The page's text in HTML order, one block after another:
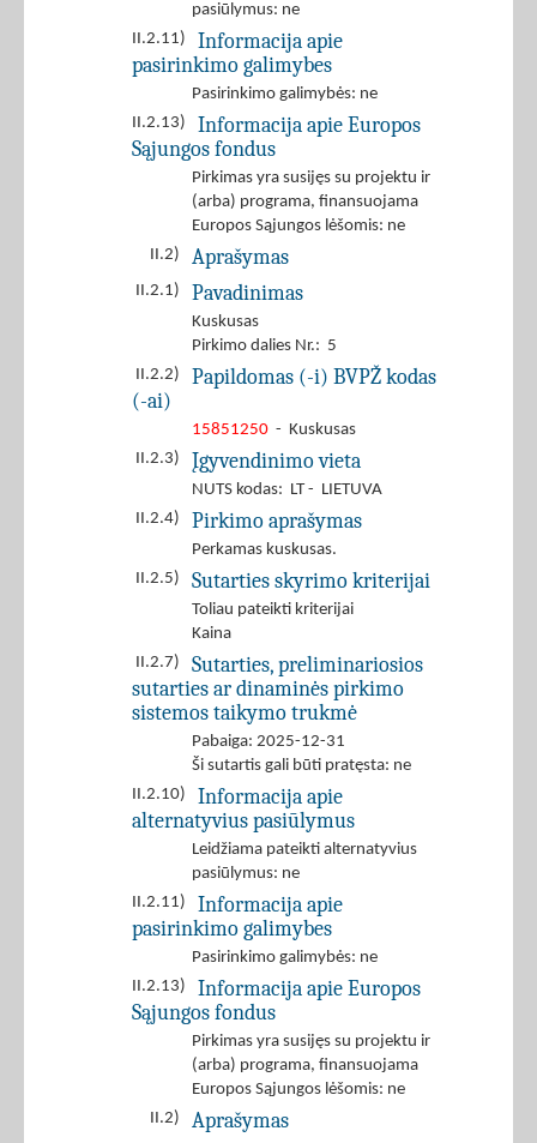
pasiūlymus: ne
II.2.11)
Informacija apie
pasirinkimo galimybes
Pasirinkimo galimybės: ne
II.2.13)
Informacija apie Europos
Sąjungos fondus
Pirkimas yra susijęs su projektu ir
(arba) programa, finansuojama
Europos Sąjungos lėšomis: ne
II.2)
Aprašymas
II.2.1) Pavadinimas
Kuskusas
Pirkimo dalies Nr.: 5
II.2.2)
Papildomas (-i) BVPŽ kodas
(-ai)
15851250 - Kuskusas
II.2.3)
Įgyvendinimo vieta
NUTS kodas: LT - LIETUVA
II.2.4)
Pirkimo aprašymas
Perkamas kuskusas.
II.2.5)
Sutarties skyrimo kriterijai
Toliau pateikti kriterijai
Kaina
II.2.7)
Sutarties, preliminariosios
sutarties ar dinaminės pirkimo
sistemos taikymo trukmė
Pabaiga: 2025-12-31
Ši sutartis gali būti pratęsta: ne
II.2.10)
Informacija apie
alternatyvius pasiūlymus
Leidžiama pateikti alternatyvius
pasiūlymus: ne
II.2.11)
Informacija apie
pasirinkimo galimybes
Pasirinkimo galimybės: ne
II.2.13)
Informacija apie Europos
Sąjungos fondus
Pirkimas yra susijęs su projektu ir
(arba) programa, finansuojama
Europos Sąjungos lėšomis: ne
II.2)
Aprašymas